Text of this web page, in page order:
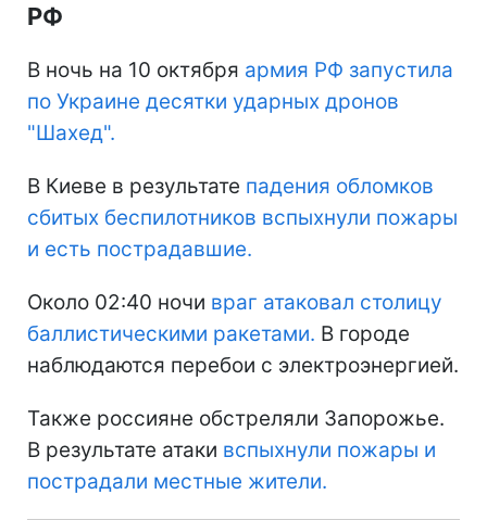
РФ
В ночь на 10 октября армия РФ запустила
по Украине десятки ударных дронов
"Шахед".
В Киеве в результате падения обломков
сбитых беспилотников вспыхнули пожары
и есть пострадавшие.
Около 02:40 ночи враг атаковал столицу
баллистическими ракетами. В городе
наблюдаются перебои с электроэнергией.
Также россияне обстреляли Запорожье.
В результате атаки вспыхнули пожары и
пострадали местные жители.